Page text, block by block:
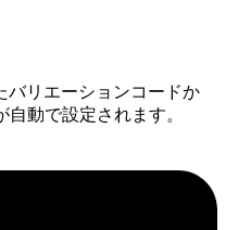
バリエーションコードか
動で設定されます。